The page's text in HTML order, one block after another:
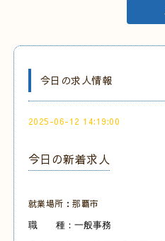
今日の求人情報
2025-06-12 14:19:00
今日の新着求人
就業場所：那覇市
職 種：一般事務